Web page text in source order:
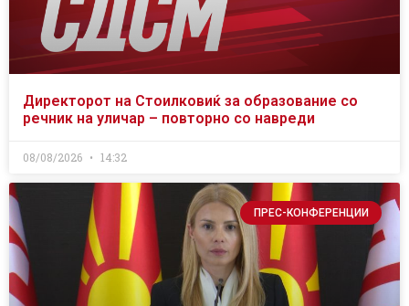
Директорот на Стоилковиќ за образование со
речник на уличар – повторно со навреди
08/08/2026 14:32
ПРЕС-КОНФЕРЕНЦИИ